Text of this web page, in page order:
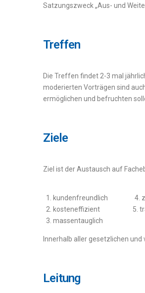
Satzungszweck „Aus- und
Treffen
Die Treffen findet 2-3 mal
moderierten Vorträgen sind
ermöglichen und befruchten
Ziele
Ziel ist der Austausch auf
kundenfreundlich 4.
kosteneffizient 5.
massentauglich
Innerhalb aller gesetzlichen
Leitung